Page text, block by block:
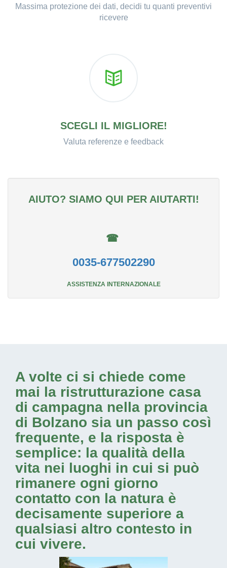
Massima protezione dei dati, decidi tu quanti preventivi
ricevere
SCEGLI IL MIGLIORE!
Valuta referenze e feedback
AIUTO? SIAMO QUI PER AIUTARTI!
☎
0035-677502290
ASSISTENZA INTERNAZIONALE
A volte ci si chiede come
mai la ristrutturazione casa
di campagna nella provincia
di Bolzano sia un passo così
frequente, e la risposta è
semplice: la qualità della
vita nei luoghi in cui si può
rimanere ogni giorno
contatto con la natura è
decisamente superiore a
qualsiasi altro contesto in
cui vivere.